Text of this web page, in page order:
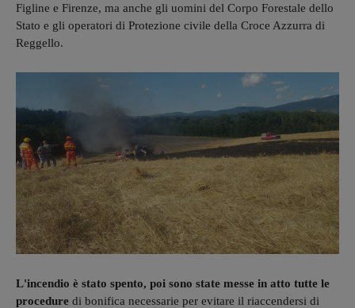
Figline e Firenze, ma anche gli uomini del Corpo Forestale dello
Stato e gli operatori di Protezione civile della Croce Azzurra di
Reggello.
L'incendio è stato spento, poi sono state messe in atto tutte le
procedure di bonifica necessarie per evitare il riaccendersi di